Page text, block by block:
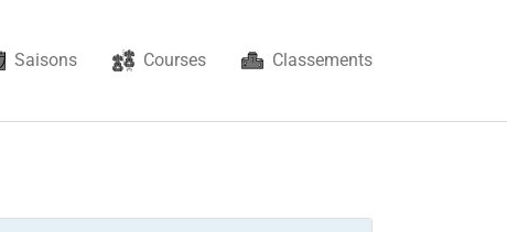
Saisons Courses Classements